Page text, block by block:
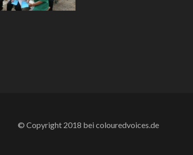
© Copyright 2018 bei colouredvoices.de